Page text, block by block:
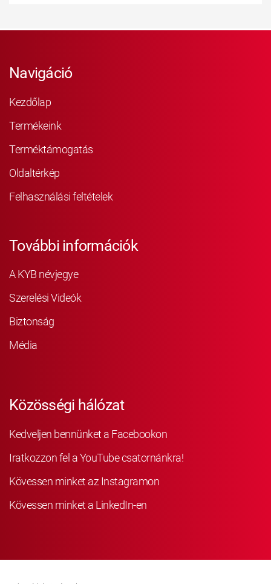
Navigáció
Kezdőlap
Termékeink
Terméktámogatás
Oldaltérkép
Felhasználási feltételek
További információk
A KYB névjegye
Szerelési Videók
Biztonság
Média
Közösségi hálózat
Kedveljen bennünket a Facebookon
Iratkozzon fel a YouTube csatornánkra!
Kövessen minket az Instagramon
Kövessen minket a LinkedIn-en